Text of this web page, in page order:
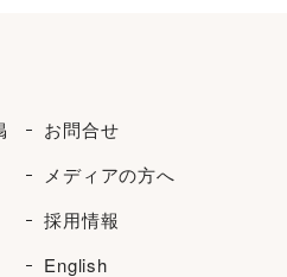
お問合せ
メディアの方へ
採用情報
English